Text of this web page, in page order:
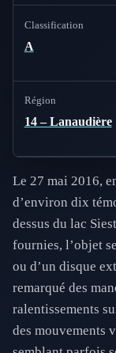
Classification
A
Région
14 – Lanaudière
Le 27 mai 2016,
d’environ dix
dessus du lac
fournies, l’objet
ou d’un disque
remarqué des
ralentissements
des mouvements